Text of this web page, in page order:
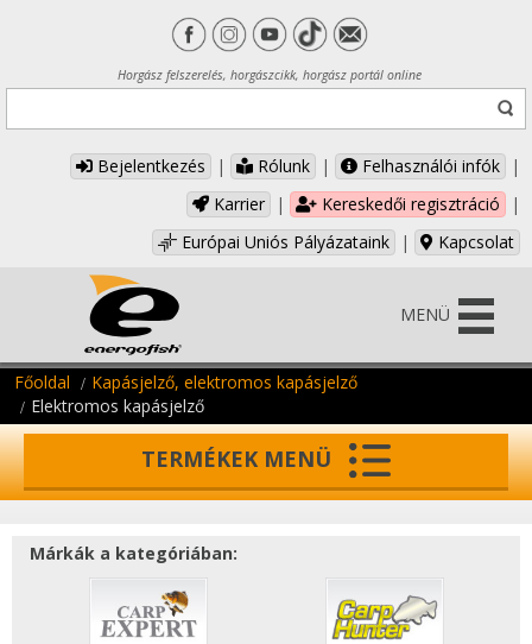
Horgász felszerelés, horgászcikk, horgász portál online
Bejelentkezés | Rólunk | Felhasználói infók
|
Karrier
| Kereskedői regisztráció
|
Európai Uniós Pályázataink
| Kapcsolat
MENÜ
Főoldal
Kapásjelző, elektromos kapásjelző
Elektromos kapásjelző
TERMÉKEK MENÜ
Márkák a kategóriában: